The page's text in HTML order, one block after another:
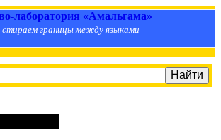
лаборатория «Амальгама»
границы между языками